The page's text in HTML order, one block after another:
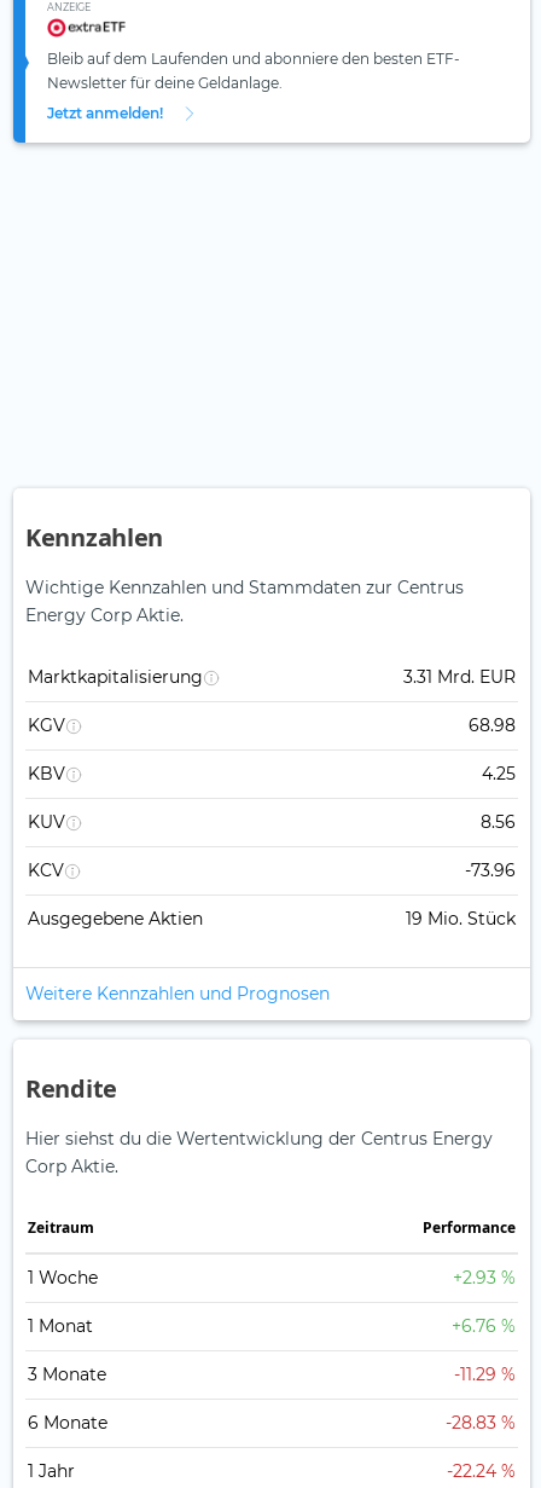
ANZEIGE
Bleib auf dem Laufenden und abonniere den besten ETF-
Newsletter für deine Geldanlage.
Jetzt anmelden!
Kennzahlen
Wichtige Kennzahlen und Stammdaten zur Centrus
Energy Corp Aktie.
Marktkapitalisierung 3.31 Mrd. EUR
KGV 68.98
KBV 4.25
KUV 8.56
KCV -73.96
Ausgegebene Aktien 19 Mio. Stück
Weitere Kennzahlen und Prognosen
Rendite
Hier siehst du die Wertentwicklung der Centrus Energy
Corp Aktie.
Zeitraum Perfor­mance
1 Woche +2.93 %
1 Monat +6.76 %
3 Monate -11.29 %
6 Monate -28.83 %
1 Jahr -22.24 %